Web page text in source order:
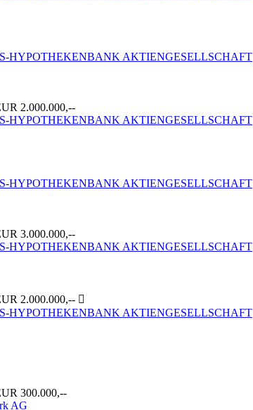
HYPOTHEKENBANK AKTIENGESELLSCHAFT
2.000.000,--
HYPOTHEKENBANK AKTIENGESELLSCHAFT
HYPOTHEKENBANK AKTIENGESELLSCHAFT
3.000.000,--
HYPOTHEKENBANK AKTIENGESELLSCHAFT
2.000.000,-- 
HYPOTHEKENBANK AKTIENGESELLSCHAFT
300.000,--
AG